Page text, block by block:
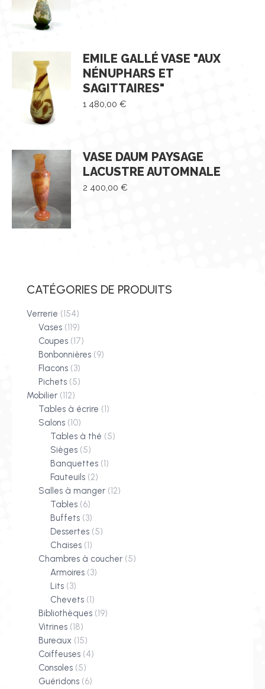
EMILE GALLÉ VASE "AUX
NÉNUPHARS ET
SAGITTAIRES"
1 480,00 €
VASE DAUM PAYSAGE
LACUSTRE AUTOMNALE
2 400,00 €
CATÉGORIES DE PRODUITS
Verrerie (154)
Vases (119)
Coupes (17)
Bonbonnières (9)
Flacons (3)
Pichets (5)
Mobilier (112)
Tables à écrire (1)
Salons (10)
Tables à thé (5)
Sièges (5)
Banquettes (1)
Fauteuils (2)
Salles à manger (12)
Tables (6)
Buffets (3)
Dessertes (5)
Chaises (1)
Chambres à coucher (5)
Armoires (3)
Lits (3)
Chevets (1)
Bibliothèques (19)
Vitrines (18)
Bureaux (15)
Coiffeuses (4)
Consoles (5)
Guéridons (6)